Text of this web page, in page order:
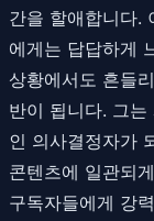
간을 할애합니다.
에게는 답답하게
상황에서도 흔들
반이 됩니다. 그
인 의사결정자가
콘텐츠에 일관되
구독자들에게 강